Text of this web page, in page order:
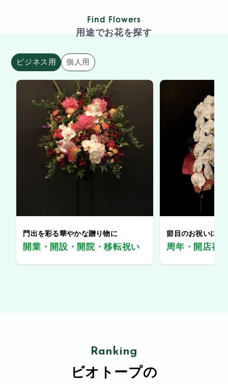
Find Flowers
用途でお花を探す
ビジネス用 個人用
門出を彩る華やかな贈り物に
開業・開設・開院・移転祝い
節目のお祝いに、
周年・開店祝
Ranking
ビオトープの